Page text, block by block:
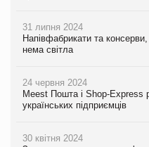
31 липня 2024
Напівфабрикати та
нема світла
24 червня 2024
Meest Пошта і Shop-Express
українських підприємців
30 квітня 2024